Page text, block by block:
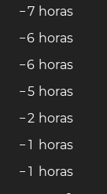
−7 horas
−6 horas
−6 horas
−5 horas
−2 horas
− 1 horas
− 1 horas